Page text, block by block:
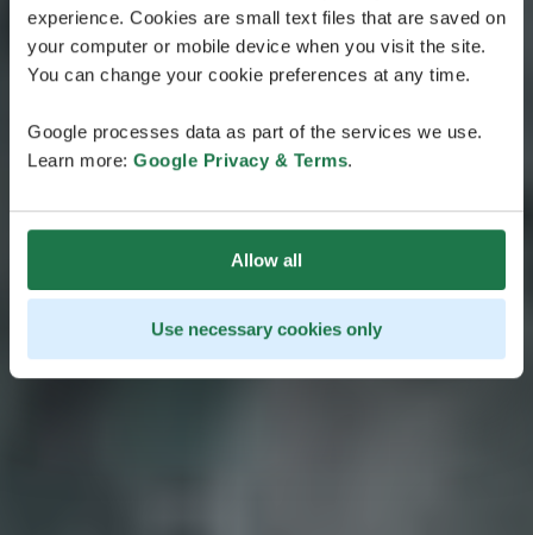
experience. Cookies are small text files that are saved on
your computer or mobile device when you visit the site.
You can change your cookie preferences at any time.
Google processes data as part of the services we use.
Learn more: Google Privacy & Terms.
Allow all
Use necessary cookies only
Esta ruta te lleva por los impresionantes paisajes del
norte de la Laponia finlandesa y te muestra algunos
de los parajes naturales más espectaculares de la
bonita de Finlandia, atravesarás parajes vírgenes, con
ríos inmaculados y lagos árticos de aguas cristalinas